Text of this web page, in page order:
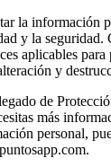
la información
y la seguridad.
aplicables para
y
de
más
personal,
.